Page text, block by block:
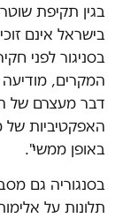
בגין תקיפת
בישראל אינם
בסניגור לפני
המקרים,
דבר מעצרם של
האפקטיביות של
באופן ממשי".
בסנגוריה גם
תלונות על